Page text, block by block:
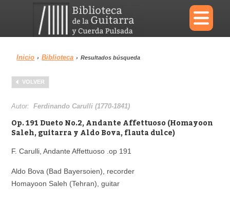
×
Menu
Biblioteca
Área personal
Inicio › Biblioteca › Resultados búsqueda
VOLVER
Autor:Ferdinando Carulli (1770-1841)
Op. 191 Dueto No.2, Andante Affettuoso (Homayoon
Saleh, guitarra y Aldo Bova, flauta dulce)
F. Carulli, Andante Affettuoso .op 191
Aldo Bova (Bad Bayersoien), recorder
Homayoon Saleh (Tehran), guitar